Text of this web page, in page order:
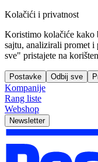
Kolačići i privatnost
Koristimo kolačiće kako
sajtu, analizirali promet
sve" pristajete na
Postavke Odbij sve
Kompanije
Rang liste
Webshop
Newsletter